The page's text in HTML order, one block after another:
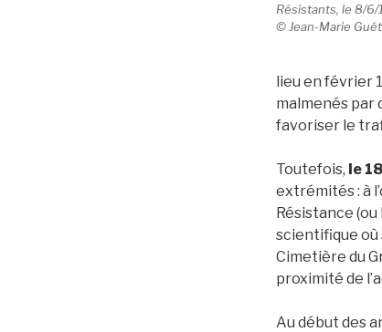
Résistants, le 8/
© Jean-Marie
lieu en février
malmenés par
favoriser le
Toutefois, le
extrémités : à
Résistance (ou
scientifique où
Cimetière du
proximité de
Au début des